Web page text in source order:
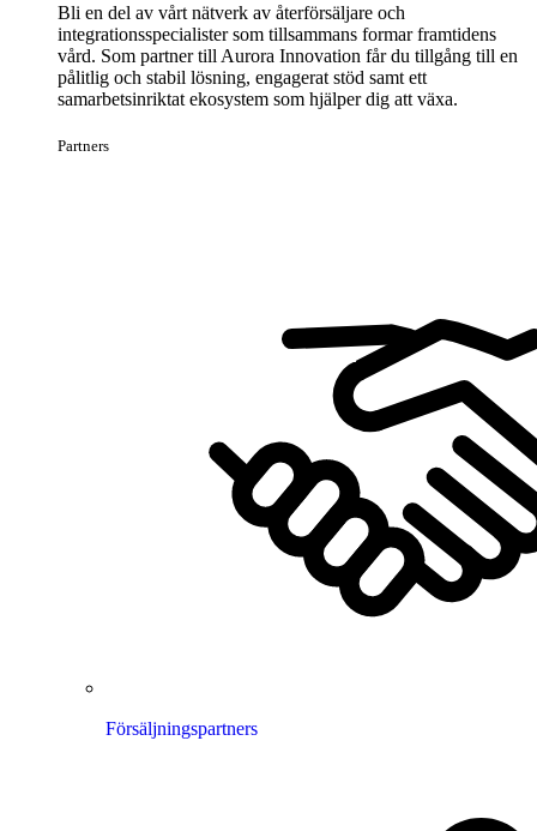
Bli en del av vårt nätverk av återförsäljare och
integrationsspecialister som tillsammans formar framtidens
vård. Som partner till Aurora Innovation får du tillgång till en
pålitlig och stabil lösning, engagerat stöd samt ett
samarbetsinriktat ekosystem som hjälper dig att växa.
Partners
Försäljningspartners